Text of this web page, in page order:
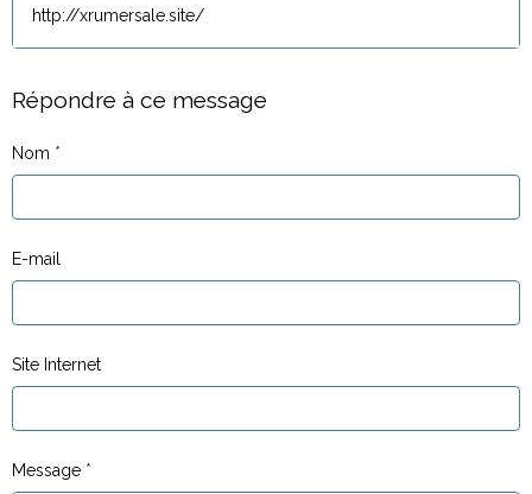
http://xrumersale.site/
Répondre à ce message
Nom
E-mail
Site Internet
Message